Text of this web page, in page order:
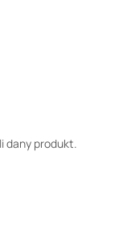
dany produkt.